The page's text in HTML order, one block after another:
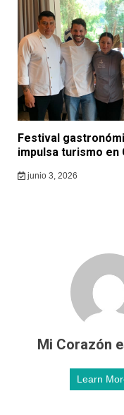
Festival
impulsa turismo en
junio 3, 2026
Mi Corazón
Learn